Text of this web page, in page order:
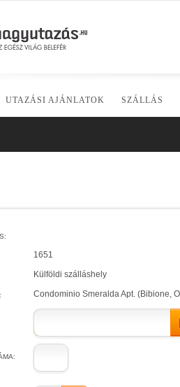
UTAZÁSI AJÁNLATOK SZÁLLÁS
1651
Külföldi szálláshely
Condominio Smeralda Apt. (Bibione,